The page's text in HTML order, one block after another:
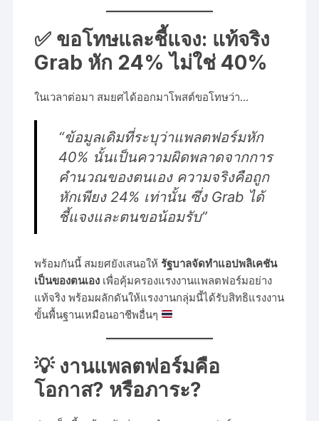
✅ ขอโทษและชี้แจง: แท้จริง
Grab หัก 24% ไม่ใช่ 40%
ในเวลาต่อมา สมยศได้ออกมาโพสต์ขอโทษว่า…
“ข้อมูลเดิมที่ระบุว่าแพลตฟอร์มหัก
40% นั้นเป็นความผิดพลาดจากการ
คำนวณของตนเอง ความจริงคือถูก
หักเพียง 24% เท่านั้น ซึ่ง Grab ได้
ชี้แจงและตนขอน้อมรับ”
พร้อมกันนี้ สมยศยังเสนอให้รัฐบาลจัดทำแอปพลิเคชัน
เป็นของตนเอง เพื่อคุ้มครองแรงงานแพลตฟอร์มอย่าง
แท้จริง พร้อมผลักดันให้แรงงานกลุ่มนี้ได้รับสิทธิแรงงาน
ขั้นพื้นฐานเหมือนอาชีพอื่นๆ
💡 งานแพลตฟอร์มคือ
โอกาส? หรือภาระ?